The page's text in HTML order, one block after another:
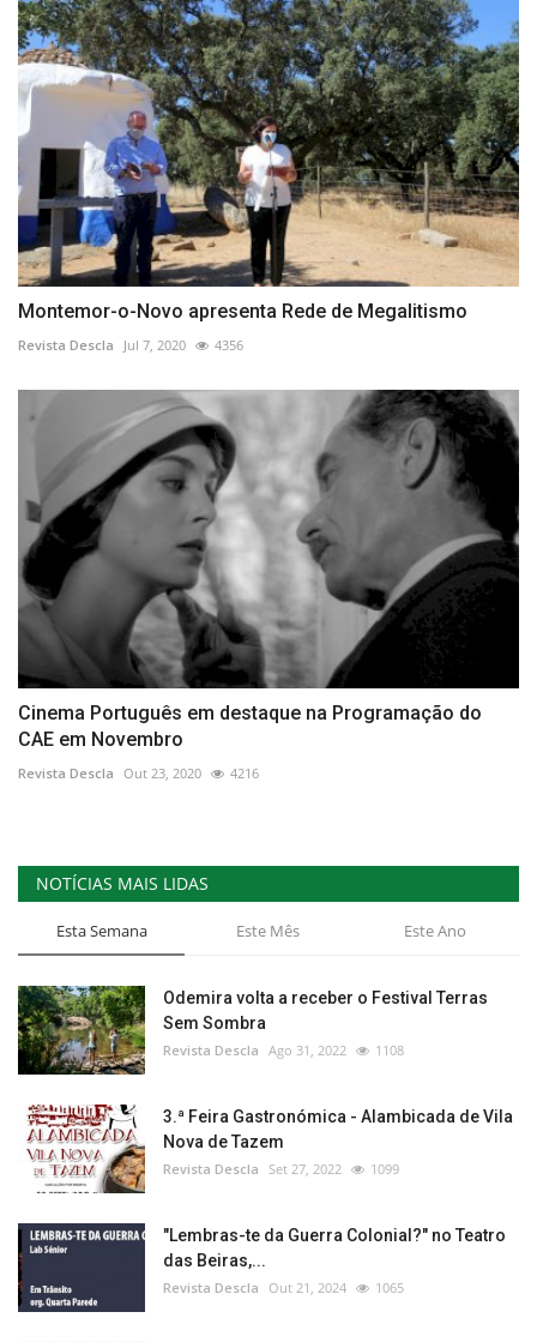
Montemor-o-Novo apresenta Rede de Megalitismo
Revista Descla Jul 7, 2020 4356
Cinema Português em destaque na Programação do
CAE em Novembro
Revista Descla Out 23, 2020 4216
NOTÍCIAS MAIS LIDAS
Esta Semana Este Mês Este Ano
Odemira volta a receber o Festival Terras
Sem Sombra
Revista Descla Ago 31, 2022 1108
3.ª Feira Gastronómica - Alambicada de Vila
Nova de Tazem
Revista Descla Set 27, 2022 1099
"Lembras-te da Guerra Colonial?" no Teatro
das Beiras,...
Revista Descla Out 21, 2024 1065